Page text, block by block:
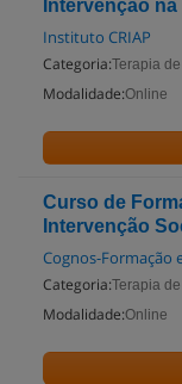
Intervenção
Instituto CRIAP
Categoria:Terapia
Modalidade:Online
Curso de
Intervenção
Cognos-Formação
Categoria:Terapia
Modalidade:Online